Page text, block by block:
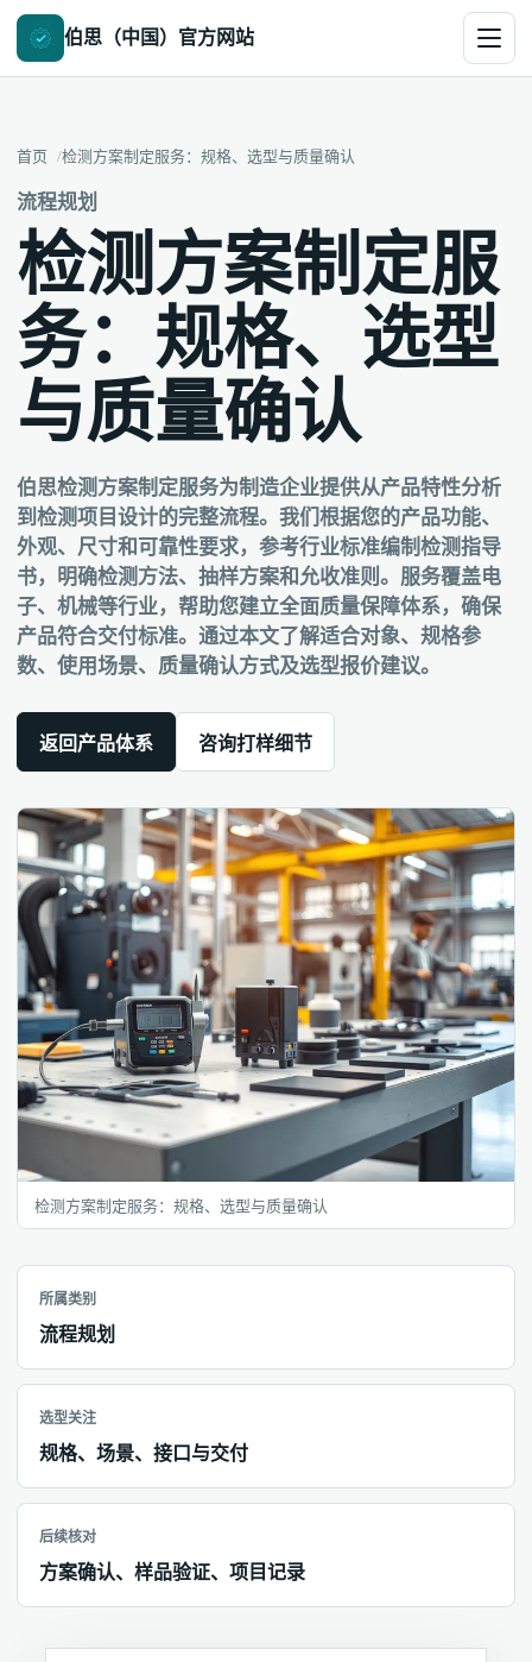
伯思（中国）官方网站
首页 检测方案制定服务：规格、选型与质量确认
流程规划
检测方案制定服
务：规格、选型
与质量确认
伯思检测方案制定服务为制造企业提供从产品特性分析
到检测项目设计的完整流程。我们根据您的产品功能、
外观、尺寸和可靠性要求，参考行业标准编制检测指导
书，明确检测方法、抽样方案和允收准则。服务覆盖电
子、机械等行业，帮助您建立全面质量保障体系，确保
产品符合交付标准。通过本文了解适合对象、规格参
数、使用场景、质量确认方式及选型报价建议。
返回产品体系 咨询打样细节
检测方案制定服务：规格、选型与质量确认
所属类别
流程规划
选型关注
规格、场景、接口与交付
后续核对
方案确认、样品验证、项目记录